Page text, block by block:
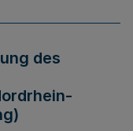
des